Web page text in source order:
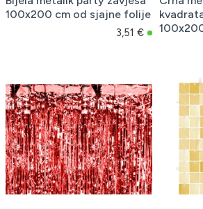
100x200 cm od sjajne folije
3,51 €